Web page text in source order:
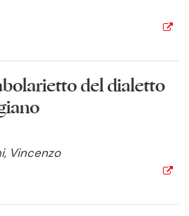
del dialetto
Vincenzo